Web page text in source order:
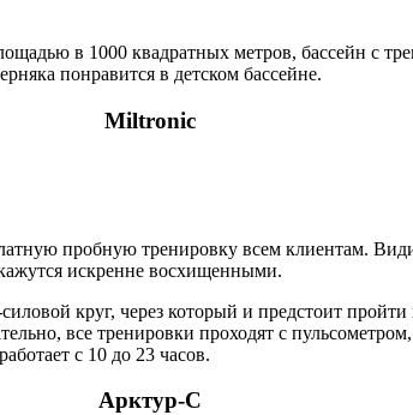
в 1000 квадратных метров, бассейн с
понравится в детском бассейне.
Miltronic
пробную тренировку всем клиентам.
искренне восхищенными.
круг, через который и предстоит
все тренировки проходят с
с 10 до 23 часов.
Арктур-С